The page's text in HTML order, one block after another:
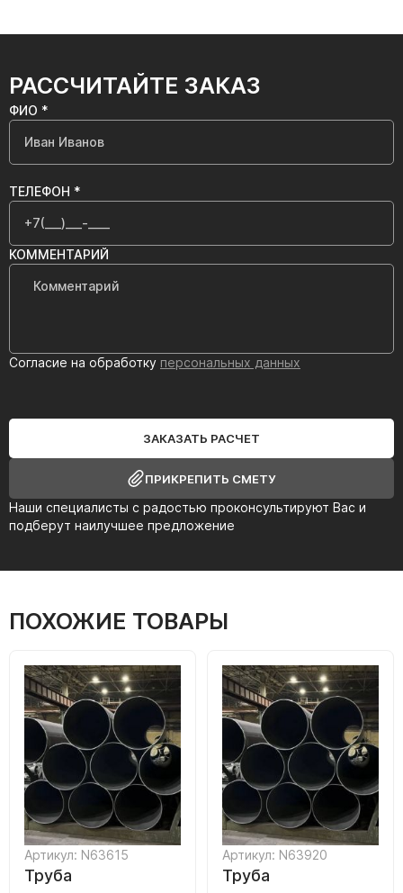
РАССЧИТАЙТЕ ЗАКАЗ
Наши специалисты с радостью проконсультируют Вас и
подберут наилучшее предложение
ФИО *
ТЕЛЕФОН *
КОММЕНТАРИЙ
Согласие на обработку персональных данных
ЗАКАЗАТЬ РАСЧЕТ
ПРИКРЕПИТЬ СМЕТУ
ПОХОЖИЕ ТОВАРЫ
Артикул: N63615
Труба
Артикул: N63920
Труба